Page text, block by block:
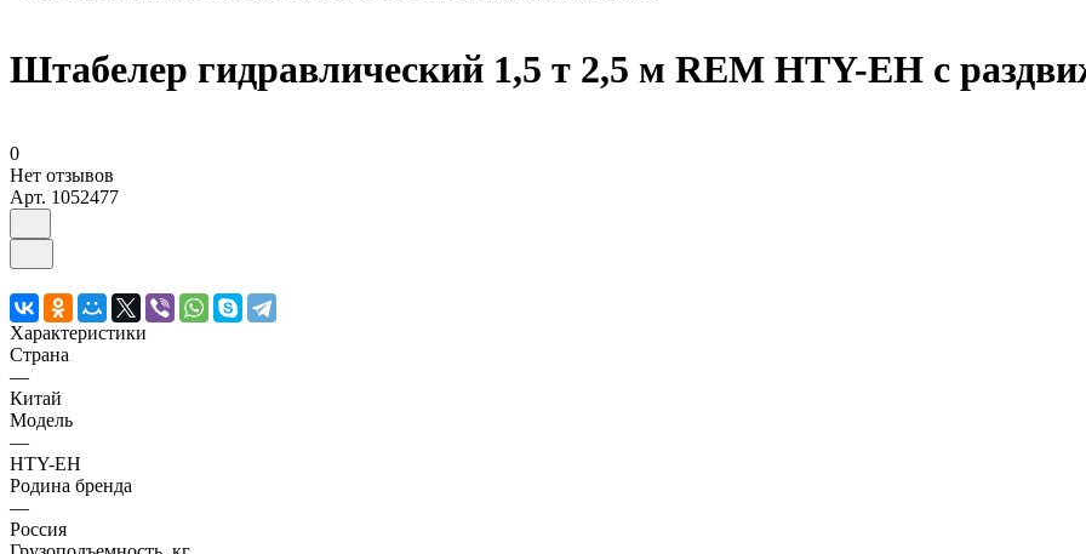
Штабелер гидравлический 1,5 т 2,5 м REM HTY-EH с
0
Нет отзывов
Арт. 1052477
Характеристики
Страна
—
Китай
Модель
—
HTY-EH
Родина бренда
—
Россия